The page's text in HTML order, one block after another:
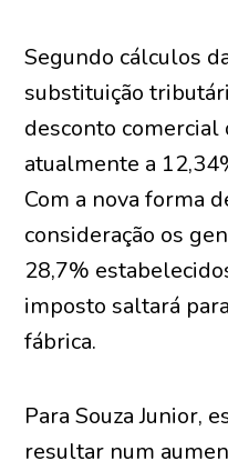
Segundo cálculos
substituição
desconto comercial
atualmente a
Com a nova forma
consideração os
28,7%
imposto saltará
fábrica.
Para Souza Junior,
resultar num